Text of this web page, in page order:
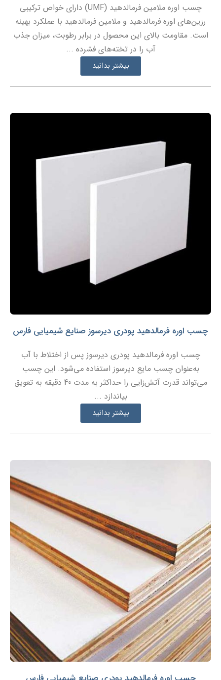
چسب اوره ملامین فرمالدهید (UMF) دارای خواص ترکیبی
رزین‌های اوره فرمالدهید و ملامین فرمالدهید با عملکرد بهینه
است. مقاومت بالای این محصول در برابر رطوبت، میزان جذب
آب را در تخته‌های فشرده ...
بیشتر بدانید
چسب اوره فرمالدهید پودری دیرسوز صنایع شیمیایی فارس
چسب اوره فرمالدهید پودری دیرسوز پس از اختلاط با آب
به‌عنوان چسب مایع دیرسوز استفاده می‌شود. این چسب
می‌تواند قدرت آتش‌زایی را حداکثر به مدت 40 دقیقه به تعویق
بیاندازد ...
بیشتر بدانید